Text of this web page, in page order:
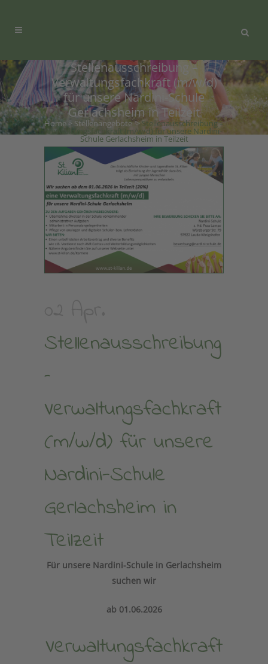
Stellenausschreibung –
Verwaltungsfachkraft (m/w/d)
für unsere Nardini-Schule
Gerlachsheim in Teilzeit
Home > Stellenangebote > Stellenausschreibung –
Verwaltungsfachkraft (m/w/d) für unsere Nardini-
Schule Gerlachsheim in Teilzeit
Stellenausschreibung
–
Verwaltungsfachkraft
(m/w/d) für unsere
Nardini-Schule
Gerlachsheim in
Teilzeit
Für unsere Nardini-Schule in Gerlachsheim
suchen wir
ab 01.06.2026
Verwaltungsfachkraft